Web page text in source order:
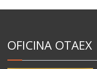
OFICINA OTAEX